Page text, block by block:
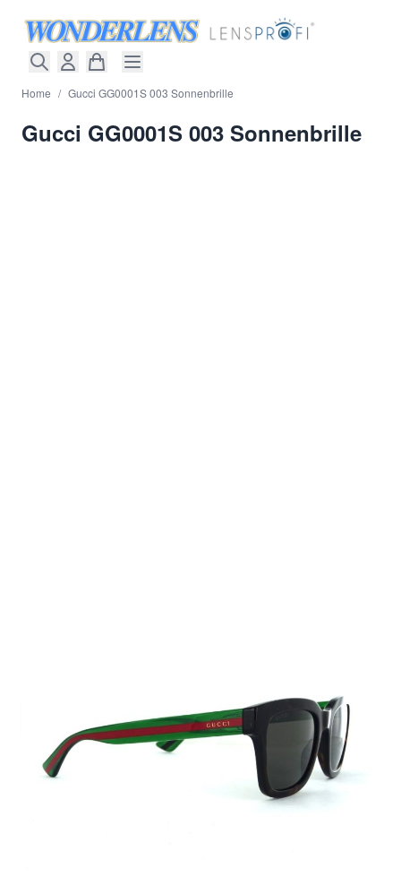
Home / Gucci GG0001S 003 Sonnenbrille
Gucci GG0001S 003 Sonnenbrille
In den Warenkorb